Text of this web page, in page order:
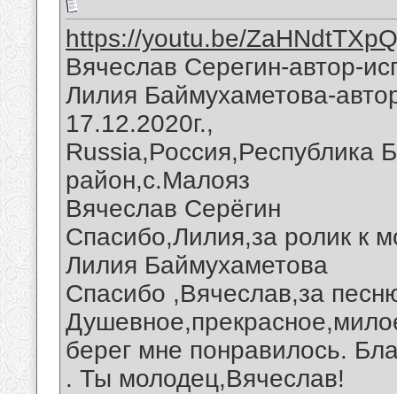
https://youtu.be/
Вячеслав Серегин-автор-
Лилия Баймухаметова-
17.12.2020г.,
Russia,Россия,Республика
район,с.Малояз
Вячеслав Серёгин
Спасибо,Лилия,за ролик к
Лилия Баймухаметова
Спасибо ,Вячеслав,за
берег мне понравилось.
. Ты молодец,Вячеслав!